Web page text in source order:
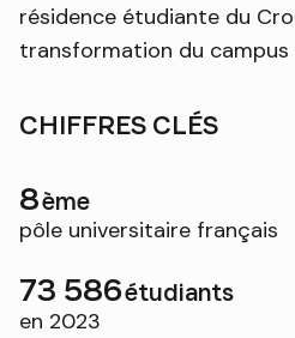
résidence étudiante du
transformation du campus
CHIFFRES CLÉS
8ème
pôle universitaire français
73 586étudiants
en 2023